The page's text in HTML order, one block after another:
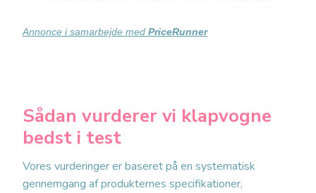
Annonce i samarbejde med PriceRunner
Sådan vurderer vi klapvogne
bedst i test
Vores vurderinger er baseret på en systematisk
gennemgang af produkternes specifikationer,